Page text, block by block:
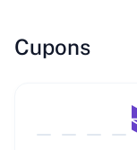
Cupons